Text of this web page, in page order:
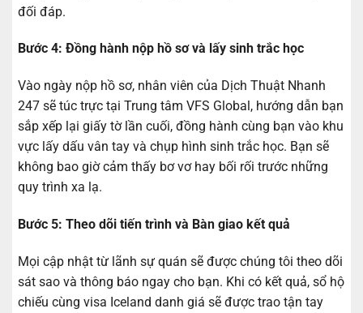
đối đáp.
Bước 4: Đồng hành nộp hồ sơ và lấy sinh trắc học
Vào ngày nộp hồ sơ, nhân viên của Dịch Thuật Nhanh
247 sẽ túc trực tại Trung tâm VFS Global, hướng dẫn bạn
sắp xếp lại giấy tờ lần cuối, đồng hành cùng bạn vào khu
vực lấy dấu vân tay và chụp hình sinh trắc học. Bạn sẽ
không bao giờ cảm thấy bơ vơ hay bối rối trước những
quy trình xa lạ.
Bước 5: Theo dõi tiến trình và Bàn giao kết quả
Mọi cập nhật từ lãnh sự quán sẽ được chúng tôi theo dõi
sát sao và thông báo ngay cho bạn. Khi có kết quả, sổ hộ
chiếu cùng visa Iceland danh giá sẽ được trao tận tay